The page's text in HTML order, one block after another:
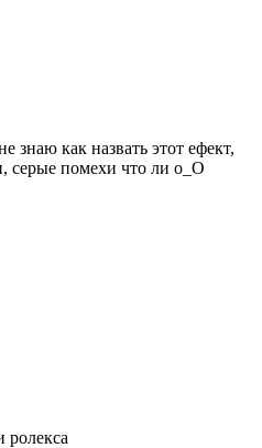
знаю как назвать этот ефект,
серые помехи что ли о_О
ролекса